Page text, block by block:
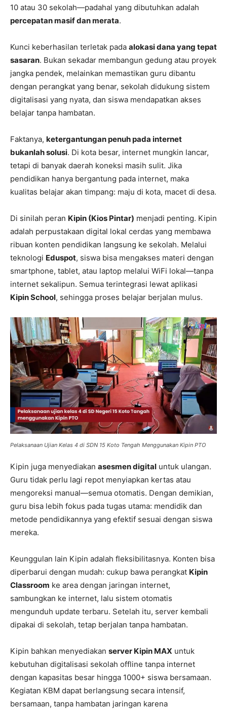
10 atau 30 sekolah—padahal yang dibutuhkan adalah
percepatan masif dan merata.
Kunci keberhasilan terletak pada alokasi dana yang tepat
sasaran. Bukan sekadar membangun gedung atau proyek
jangka pendek, melainkan memastikan guru dibantu
dengan perangkat yang benar, sekolah didukung sistem
digitalisasi yang nyata, dan siswa mendapatkan akses
belajar tanpa hambatan.
Faktanya, ketergantungan penuh pada internet
bukanlah solusi. Di kota besar, internet mungkin lancar,
tetapi di banyak daerah koneksi masih sulit. Jika
pendidikan hanya bergantung pada internet, maka
kualitas belajar akan timpang: maju di kota, macet di desa.
Di sinilah peran Kipin (Kios Pintar) menjadi penting. Kipin
adalah perpustakaan digital lokal cerdas yang membawa
ribuan konten pendidikan langsung ke sekolah. Melalui
teknologi Eduspot, siswa bisa mengakses materi dengan
smartphone, tablet, atau laptop melalui WiFi lokal—tanpa
internet sekalipun. Semua terintegrasi lewat aplikasi
Kipin School, sehingga proses belajar berjalan mulus.
Pelaksanaan Ujian Kelas 4 di SDN 15 Koto Tengah Menggunakan Kipin PTO
Kipin juga menyediakan asesmen digital untuk ulangan.
Guru tidak perlu lagi repot menyiapkan kertas atau
mengoreksi manual—semua otomatis. Dengan demikian,
guru bisa lebih fokus pada tugas utama: mendidik dan
metode pendidikannya yang efektif sesuai dengan siswa
mereka.
Keunggulan lain Kipin adalah fleksibilitasnya. Konten bisa
diperbarui dengan mudah: cukup bawa perangkat Kipin
Classroom ke area dengan jaringan internet,
sambungkan ke internet, lalu sistem otomatis
mengunduh update terbaru. Setelah itu, server kembali
dipakai di sekolah, tetap berjalan tanpa hambatan.
Kipin bahkan menyediakan server Kipin MAX untuk
kebutuhan digitalisasi sekolah offline tanpa internet
dengan kapasitas besar hingga 1000+ siswa bersamaan.
Kegiatan KBM dapat berlangsung secara intensif,
bersamaan, tanpa hambatan jaringan karena